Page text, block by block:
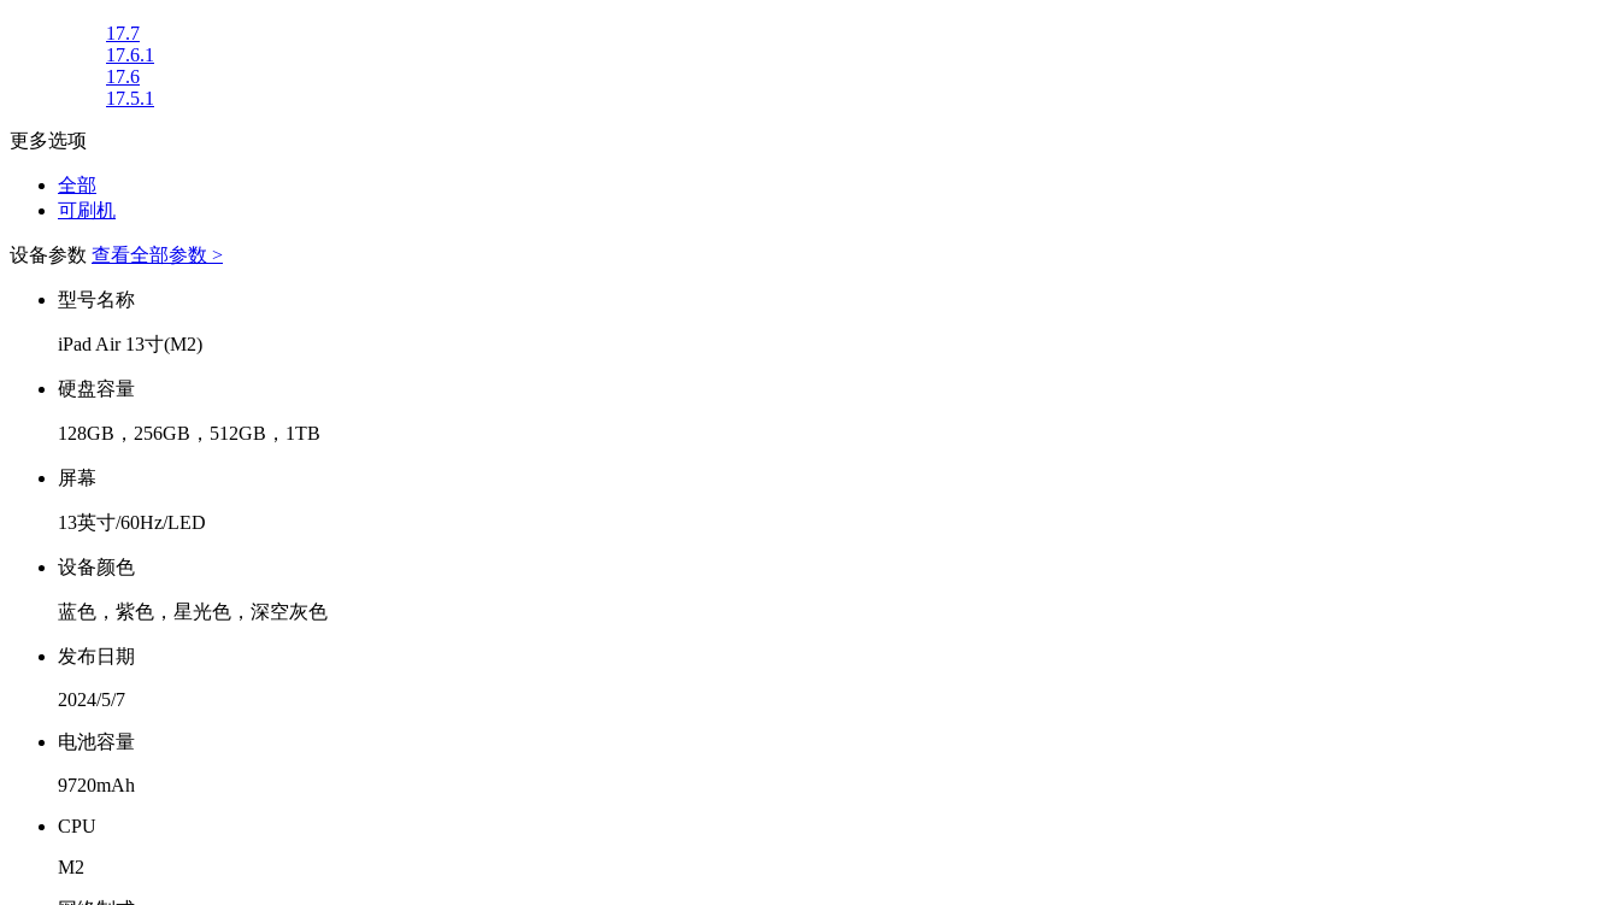
17.7
17.6.1
17.6
17.5.1
更多选项
全部
可刷机
设备参数 查看全部参数 >
型号名称
iPad Air 13寸(M2)
硬盘容量
128GB，256GB，512GB，1TB
屏幕
13英寸/60Hz/LED
设备颜色
蓝色，紫色，星光色，深空灰色
发布日期
2024/5/7
电池容量
9720mAh
CPU
M2